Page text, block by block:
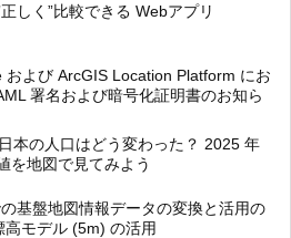
しく”比較できる Webアプリ
および ArcGIS Location Platform にお
署名および暗号化証明書のお知ら
本の人口はどう変わった？ 2025 年
を地図で見てみよう
基盤地図情報データの変換と活用の
高モデル (5m) の活用